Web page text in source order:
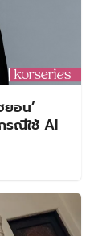
อน’
รณีใช้ AI